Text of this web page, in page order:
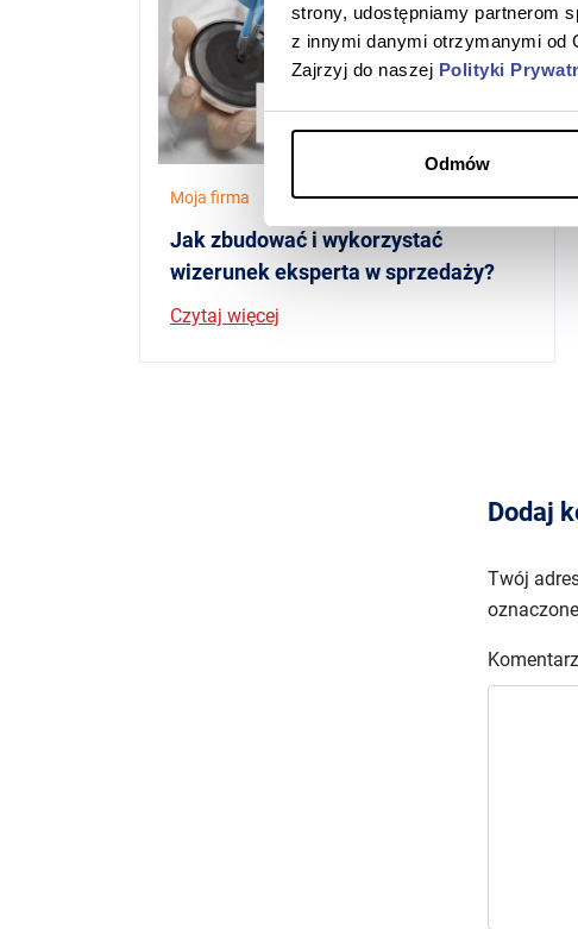
strony, udostępniamy partnerom
z innymi danymi otrzymanymi od
Zajrzyj do naszej Polityki
Odmów
Moja firma 10 czerwca 2026
Jak zbudować i wykorzystać
wizerunek eksperta w sprzedaży?
Czytaj więcej
Dodaj
Twój
oznaczone
Komentarz